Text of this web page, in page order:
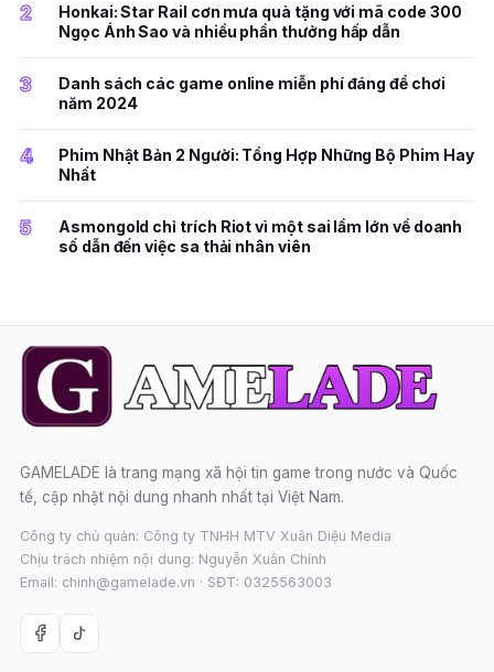
2
Honkai: Star Rail cơn mưa quà tặng với mã code 300
Ngọc Ánh Sao và nhiều phần thưởng hấp dẫn
3
Danh sách các game online miễn phí đáng để chơi
năm 2024
4
Phim Nhật Bản 2 Người: Tổng Hợp Những Bộ Phim Hay
Nhất
5
Asmongold chỉ trích Riot vì một sai lầm lớn về doanh
số dẫn đến việc sa thải nhân viên
GAMELADE là trang mạng xã hội tin game trong nước và Quốc
tế, cập nhật nội dung nhanh nhất tại Việt Nam.
Công ty chủ quản: Công ty TNHH MTV Xuân Diệu Media
Chịu trách nhiệm nội dung: Nguyễn Xuân Chính
Email: chinh@gamelade.vn · SĐT: 0325563003